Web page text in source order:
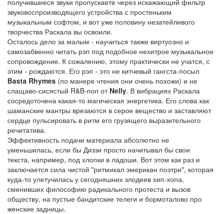
получившиеся звуки пропускаете через искажающий фильтр
звуковоспроизводящего устройства с простеньким
музыкальным софтом, и вот уже половину незатейливого
творчества Раскала вы освоили.
Осталось дело за малым - научиться также виртуозно и
самозабвенно читать рэп под подобное нехитрое музыкальное
сопровождение. К сожалению, этому практически не учатся, с
этим - рождаются. Его рэп - это не китчевый гангста-посыл
Basta Rhymes (по манере чтения они очень похожи) и не
слащаво-сисястый R&B-поп от Nelly. В вибрациях Раскала
сосредоточена какая-то магическая энергетика. Его слова как
шаманские мантры врезаются в серое вещество и заставляют
сердце пульсировать в ритм его грузящего выразительного
речитатива.
Эффективность подачи материала абсолютно не
уменьшилась, если бы Диззи просто начитывал бы свои
текста, например, под хлопки в ладоши. Вот этом как раз и
заключается сила чистой "ритмикал эмерикан поэтри", которая
куда-то улетучилась у сегодняшних злодеев хип-хопа,
сменивших философию радикального протеста и вызов
обществу, на пустые бандитские телеги и бормоталово про
женские задницы.